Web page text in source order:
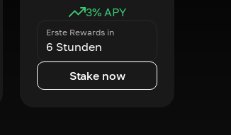
3% APY
Erste Rewards in
6 Stunden
Stake now